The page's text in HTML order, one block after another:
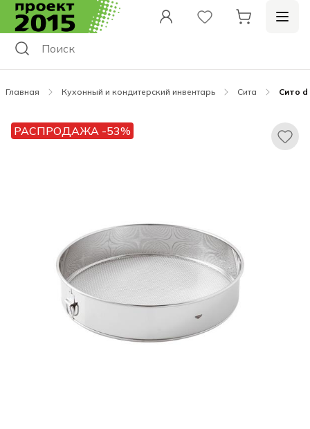
Главная Кухонный и кондитерский инвентарь Сита Сито d
РАСПРОДАЖА -53%